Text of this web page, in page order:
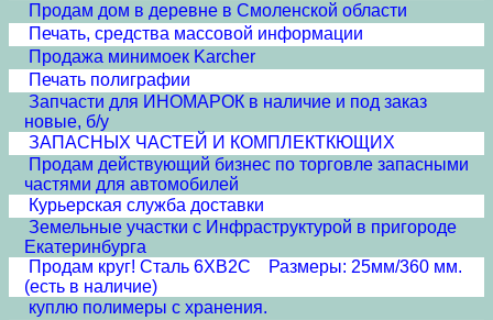
Продам дом в деревне в Смоленской области
Печать, средства массовой информации
Продажа минимоек Karcher
Печать полиграфии
Запчасти для ИНОМАРОК в наличие и под заказ
новые, б/у
ЗАПАСНЫХ ЧАСТЕЙ И КОМПЛЕКТКЮЩИХ
Продам действующий бизнес по торговле запасными
частями для автомобилей
Курьерская служба доставки
Земельные участки с Инфраструктурой в пригороде
Екатеринбурга
Продам круг! Сталь 6ХВ2С Размеры: 25мм/360 мм.
(есть в наличие)
куплю полимеры с хранения.